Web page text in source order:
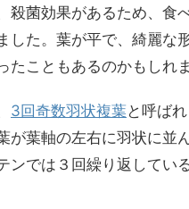
殺菌効果があるため、食
した。葉が平で、綺麗な
たこともあるのかもしれ
3回奇数羽状複葉 と呼ば
が葉軸の左右に羽状に並
ンでは３回繰り返してい